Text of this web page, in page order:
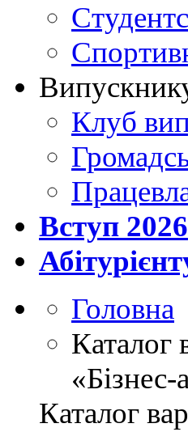
Клуб
Вступ 2026
Головна
Каталог
«Бізнес-
Каталог